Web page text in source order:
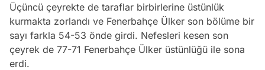
Üçüncü çeyrekte de taraflar birbirlerine üstünlük
kurmakta zorlandı ve Fenerbahçe Ülker son bölüme bir
sayı farkla 54-53 önde girdi. Nefesleri kesen son
çeyrek de 77-71 Fenerbahçe Ülker üstünlüğü ile sona
erdi.